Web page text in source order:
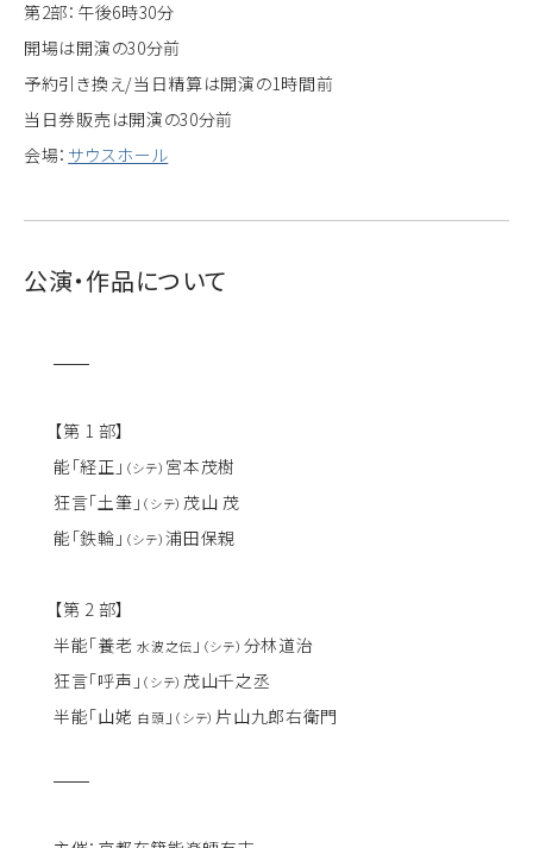
第2部：午後6時30分
開場は開演の30分前
予約引き換え/当日精算は開演の1時間前
当日券販売は開演の30分前
会場： サウスホール
公演・作品について
【第 1 部】
能「経正」 （シテ） 宮本茂樹
狂言「土筆」 （シテ） 茂山 茂
能「鉄輪」 （シテ）浦田保親
【第 2 部】
半能「養老水波之伝 」 （シテ） 分林道治
狂言「呼声」 （シテ） 茂山千之丞
半能「山姥 白頭 」 （シテ） 片山九郎右衛門